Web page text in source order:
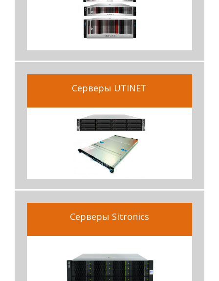
Серверы UTINET
Серверы Sitronics